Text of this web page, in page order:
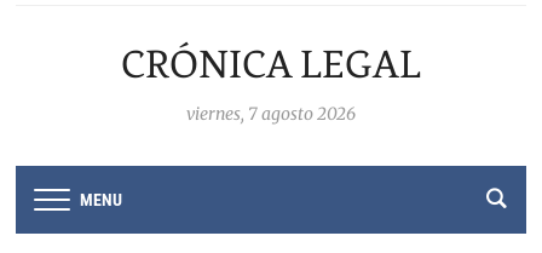
CRÓNICA LEGAL
viernes, 7 agosto 2026
MENU